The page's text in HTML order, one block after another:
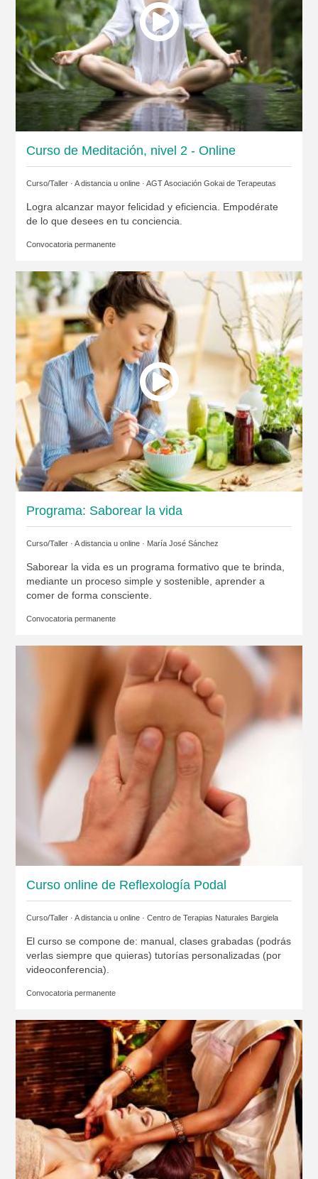
Curso de Meditación, nivel 2 - Online
Curso/Taller · A distancia u online · AGT Asociación Gokai de Terapeutas
Logra alcanzar mayor felicidad y eficiencia. Empodérate
de lo que desees en tu conciencia.
Convocatoria permanente
Programa: Saborear la vida
Curso/Taller · A distancia u online · María José Sánchez
Saborear la vida es un programa formativo que te brinda,
mediante un proceso simple y sostenible, aprender a
comer de forma consciente.
Convocatoria permanente
Curso online de Reflexología Podal
Curso/Taller · A distancia u online · Centro de Terapias Naturales Bargiela
El curso se compone de: manual, clases grabadas (podrás
verlas siempre que quieras) tutorías personalizadas (por
videoconferencia).
Convocatoria permanente